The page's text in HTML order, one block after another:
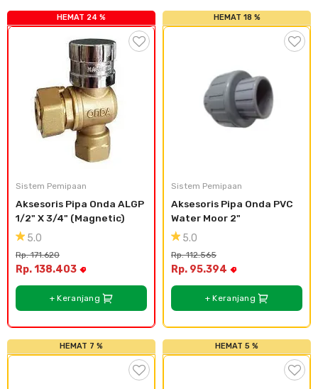
HEMAT 24 %
Sistem Pemipaan
Aksesoris Pipa Onda ALGP
1/2" X 3/4" (Magnetic)
5.0
Rp. 171.620
Rp. 138.403
+ Keranjang
HEMAT 18 %
Sistem Pemipaan
Aksesoris Pipa Onda PVC
Water Moor 2"
5.0
Rp. 112.565
Rp. 95.394
+ Keranjang
HEMAT 7 % HEMAT 5 %